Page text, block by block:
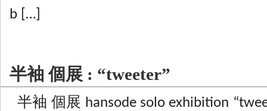
b […]
半袖 個展 : “tweeter”
半袖 個展 hansode solo exhibition